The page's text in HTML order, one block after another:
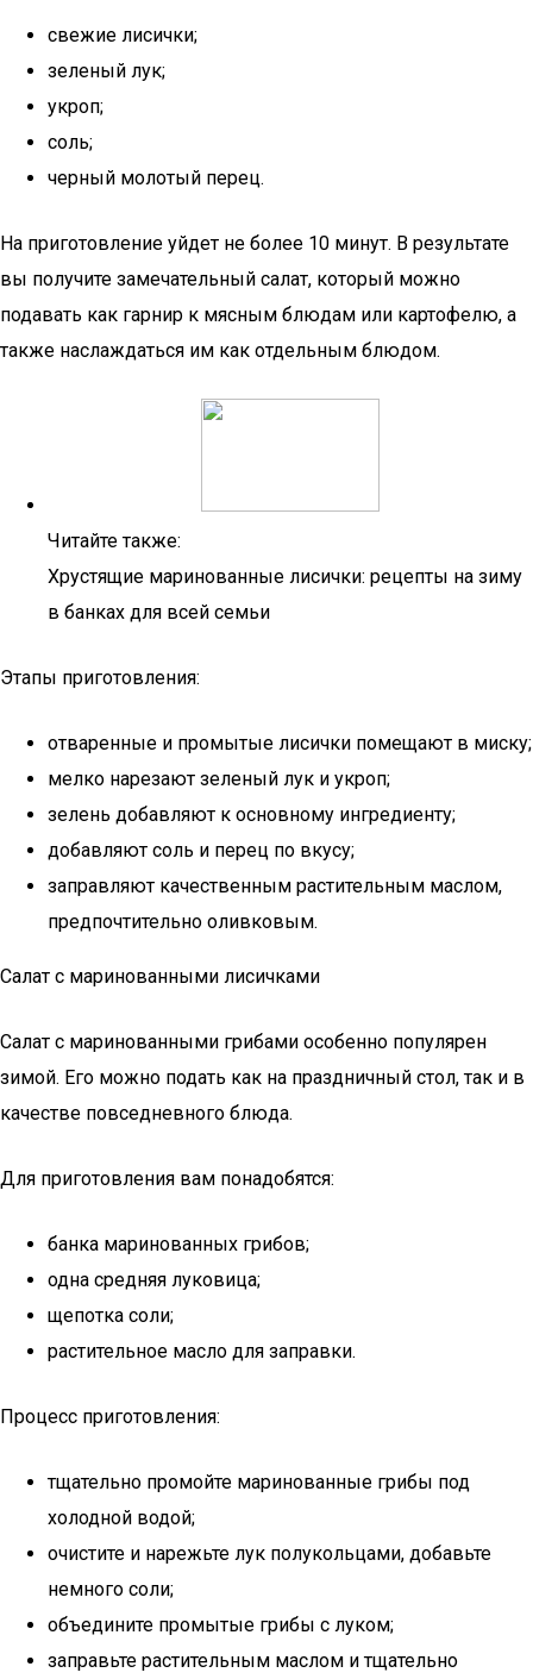
свежие лисички;
зеленый лук;
укроп;
соль;
черный молотый перец.
На приготовление уйдет не более 10 минут. В результате
вы получите замечательный салат, который можно
подавать как гарнир к мясным блюдам или картофелю, а
также наслаждаться им как отдельным блюдом.
Читайте также:
Хрустящие маринованные лисички: рецепты на зиму
в банках для всей семьи
Этапы приготовления:
отваренные и промытые лисички помещают в миску;
мелко нарезают зеленый лук и укроп;
зелень добавляют к основному ингредиенту;
добавляют соль и перец по вкусу;
заправляют качественным растительным маслом,
предпочтительно оливковым.
Салат с маринованными лисичками
Салат с маринованными грибами особенно популярен
зимой. Его можно подать как на праздничный стол, так и в
качестве повседневного блюда.
Для приготовления вам понадобятся:
банка маринованных грибов;
одна средняя луковица;
щепотка соли;
растительное масло для заправки.
Процесс приготовления:
тщательно промойте маринованные грибы под
холодной водой;
очистите и нарежьте лук полукольцами, добавьте
немного соли;
объедините промытые грибы с луком;
заправьте растительным маслом и тщательно